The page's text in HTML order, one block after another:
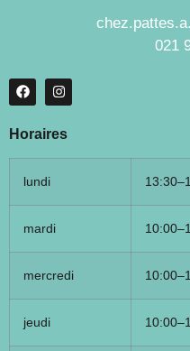
021
Horaires
lundi
mardi
mercredi
jeudi